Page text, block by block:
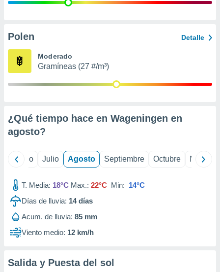
publicidad
de
Polen Detalle
Moderado
Gramíneas (27 #/m³)
¿Qué tiempo hace en Wageningen en
agosto?
Junio Julio Agosto Septiembre Octubre
T. Media: 18°C Max.: 22°C Min: 14°C
Días de lluvia: 14días
Acum. de lluvia: 85 mm
Viento medio: 12 km/h
Salida y Puesta del sol